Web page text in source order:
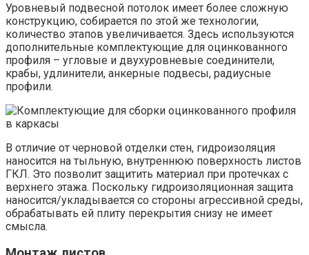
Уровневый подвесной потолок имеет более сложную
конструкцию, собирается по этой же технологии,
количество этапов увеличивается. Здесь используются
дополнительные комплектующие для оцинкованного
профиля – угловые и двухуровневые соединители,
крабы, удлинители, анкерные подвесы, радиусные
профили.
В отличие от черновой отделки стен, гидроизоляция
наносится на тыльную, внутреннюю поверхность листов
ГКЛ. Это позволит защитить материал при протечках с
верхнего этажа. Поскольку гидроизоляционная защита
наносится/укладывается со стороны агрессивной среды,
обрабатывать ей плиту перекрытия снизу не имеет
смысла.